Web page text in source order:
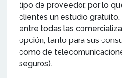
tipo de proveedor, por lo
clientes un estudio
entre todas las
opción, tanto para sus
como de
seguros).